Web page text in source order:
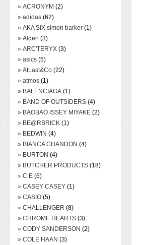
» ACRONYM (2)
» adidas (62)
» AKA SIX simon barker (1)
» Alden (3)
» ARC'TERYX (3)
» asics (5)
» AtLast&Co (22)
» atmos (1)
» BALENCIAGA (1)
» BAND OF OUTSIDERS (4)
» BAOBAO ISSEY MIYAKE (2)
» BE@RBRICK (1)
» BEDWIN (4)
» BIANCA CHANDON (4)
» BURTON (4)
» BUTCHER PRODUCTS (18)
» C.E (6)
» CASEY CASEY (1)
» CASIO (5)
» CHALLENGER (8)
» CHROME HEARTS (3)
» CODY SANDERSON (2)
» COLE HAAN (3)